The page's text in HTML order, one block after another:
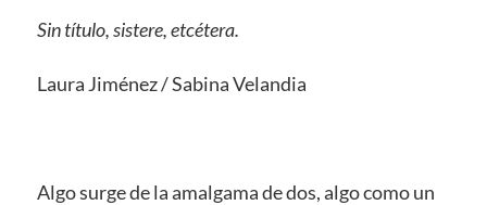
Sin título, sistere, etcétera.
Laura Jiménez / Sabina Velandia
Algo surge de la amalgama de dos, algo como un